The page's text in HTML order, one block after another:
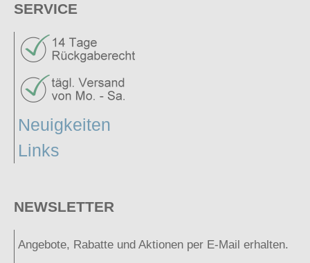
SERVICE
Neuigkeiten
Links
NEWSLETTER
Angebote, Rabatte und Aktionen per E-Mail erhalten.